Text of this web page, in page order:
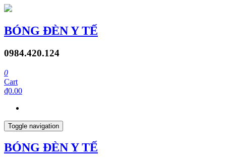
BÓNG ĐÈN Y TẾ
0984.420.124
0
Cart
₫0.00
Toggle navigation
BÓNG ĐÈN Y TẾ